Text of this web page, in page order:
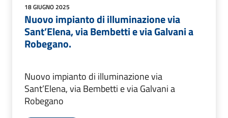
18 GIUGNO 2025
Nuovo impianto di illuminazione via
Sant’Elena, via Bembetti e via Galvani a
Robegano.
Nuovo impianto di illuminazione via
Sant’Elena, via Bembetti e via Galvani a
Robegano